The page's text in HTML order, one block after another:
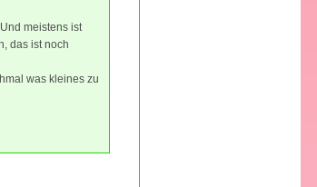
meistens ist
das ist noch
was kleines zu